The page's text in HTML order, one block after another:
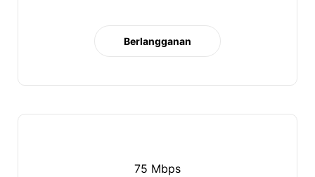
Berlangganan
75 Mbps